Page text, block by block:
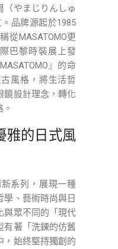
（やまじりんしゅ
品牌源起於1985
從MASATOMO更
巴黎時裝展上發
』的命
風格，將生活哲
鏡設計理念，轉化
雅的日式風
新系列，展現一種
、藝術時尚與日
與眾不同的「現代
有著「洗鍊的仿舊
，始終堅持獨創的